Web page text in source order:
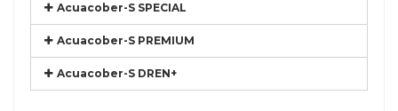
Acuacober-S SPECIAL
Acuacober-S PREMIUM
Acuacober-S DREN+